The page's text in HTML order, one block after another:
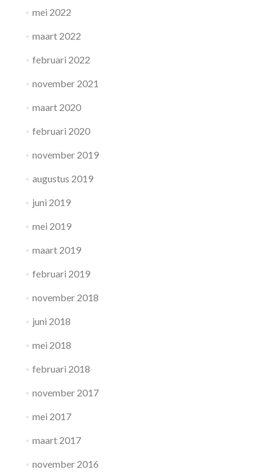
mei 2022
maart 2022
februari 2022
november 2021
maart 2020
februari 2020
november 2019
augustus 2019
juni 2019
mei 2019
maart 2019
februari 2019
november 2018
juni 2018
mei 2018
februari 2018
november 2017
mei 2017
maart 2017
november 2016